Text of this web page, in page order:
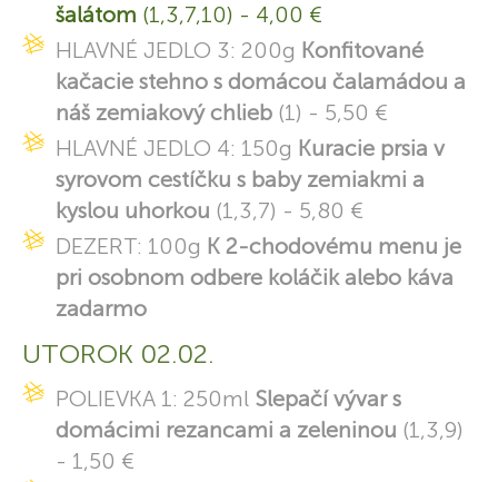
šalátom (1,3,7,10) - 4,00 €
HLAVNÉ JEDLO 3: 200g Konfitované
kačacie stehno s domácou čalamádou a
náš zemiakový chlieb (1) - 5,50 €
HLAVNÉ JEDLO 4: 150g Kuracie prsia v
syrovom cestíčku s baby zemiakmi a
kyslou uhorkou (1,3,7) - 5,80 €
DEZERT: 100g K 2-chodovému menu je
pri osobnom odbere koláčik alebo káva
zadarmo
UTOROK 02.02.
POLIEVKA 1: 250ml Slepačí vývar s
domácimi rezancami a zeleninou (1,3,9)
- 1,50 €